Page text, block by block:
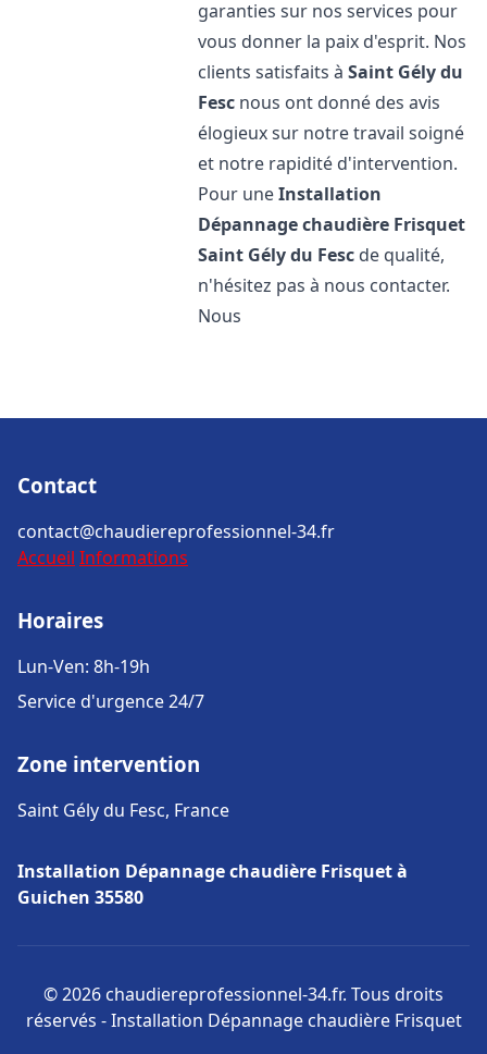
garanties sur nos services pour
vous donner la paix d'esprit. Nos
clients satisfaits àSaint Gély du
Fesc nous ont donné des avis
élogieux sur notre travail soigné
et notre rapidité d'intervention.
Pour uneInstallation
Dépannage chaudière Frisquet
Saint Gély du Fesc de qualité,
n'hésitez pas à nous contacter.
Nous
Contact
contact@chaudiereprofessionnel-34.fr
Accueil Informations
Horaires
Lun-Ven: 8h-19h
Service d'urgence 24/7
Zone intervention
Saint Gély du Fesc, France
Installation Dépannage chaudière Frisquet à
Guichen 35580
© 2026 chaudiereprofessionnel-34.fr. Tous droits
réservés - Installation Dépannage chaudière Frisquet